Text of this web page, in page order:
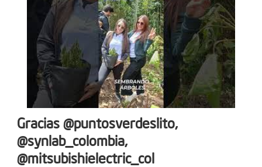
Gracias @puntosverdeslito,
@synlab_colombia,
@mitsubishielectric_col